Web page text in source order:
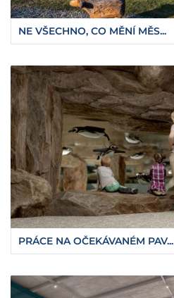
NE VŠECHNO, CO MĚNÍ MĚS...
PRÁCE NA OČEKÁVANÉM PAV...